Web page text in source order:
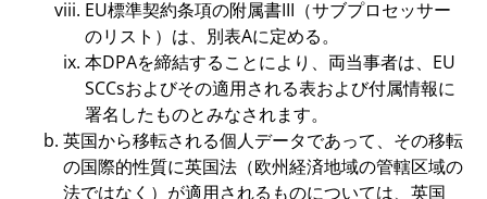
EU標準契約条項の附属書III（サブプロセッサー
のリスト）は、別表Aに定める。
本DPAを締結することにより、両当事者は、EU
SCCsおよびその適用される表および付属情報に
署名したものとみなされます。
英国から移転される個人データであって、その移転
の国際的性質に英国法（欧州経済地域の管轄区域の
法ではなく）が適用されるものについては、英国